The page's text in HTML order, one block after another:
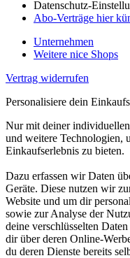
Datenschutz-
Abo-Verträge hier
Unternehmen
Weitere nice Shops
Vertrag widerrufen
Personalisiere dein
Nur mit deiner
und weitere Technologien,
Einkaufserlebnis zu bieten.
Dazu erfassen wir Daten
Geräte. Diese nutzen wir
Website und um dir
sowie zur Analyse der
deine verschlüsselten
dir über deren Online-
du deren Dienste bereits